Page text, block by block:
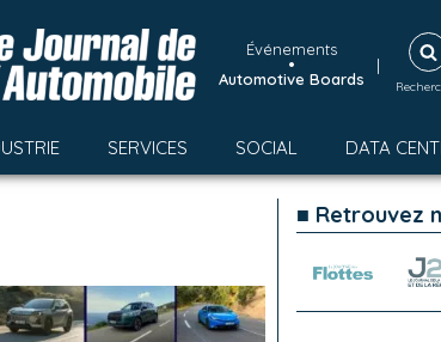
Événements
•
Automotive Boards
|
SERVICES SOCIAL DATA
■ Retrouvez